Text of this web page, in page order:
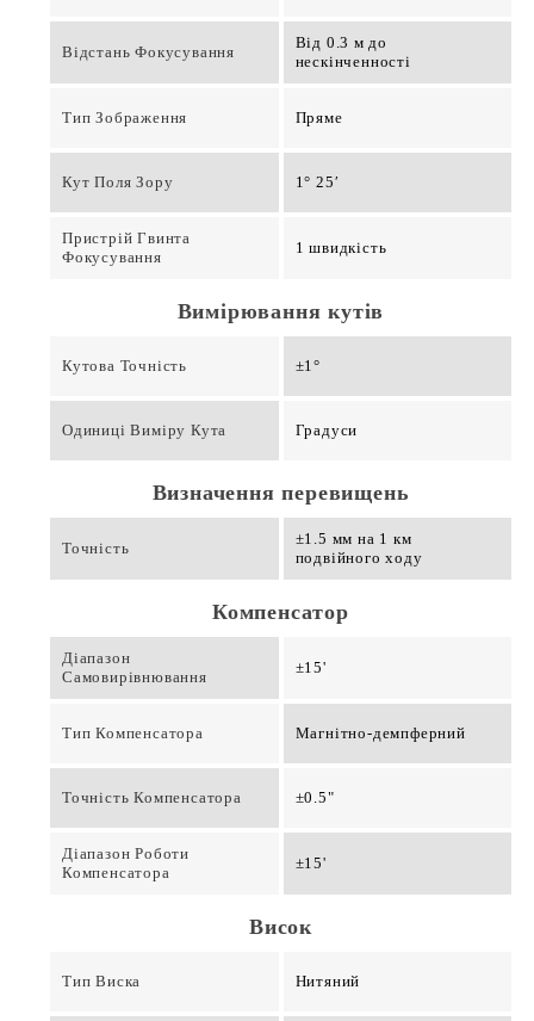
Відстань Фокусування
Від 0.3 м до
нескінченності
Тип Зображення Пряме
Кут Поля Зору 1° 25′
Пристрій Гвинта
Фокусування
1 швидкість
Вимірювання кутів
Кутова Точність ±1°
Одиниці Виміру Кута Градуси
Визначення перевищень
Точність
±1.5 мм на 1 км
подвійного ходу
Компенсатор
Діапазон
Самовирівнювання
±15'
Тип Компенсатора Магнітно-демпферний
Точність Компенсатора ±0.5"
Діапазон Роботи
Компенсатора
±15'
Висок
Тип Виска Нитяний